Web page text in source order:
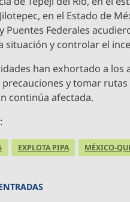
en el Estado de
Puentes Federales
situación y controlar el
han exhortado a los
y tomar rutas
continúa afectada.
EXPLOTA PIPA MÉXICO-